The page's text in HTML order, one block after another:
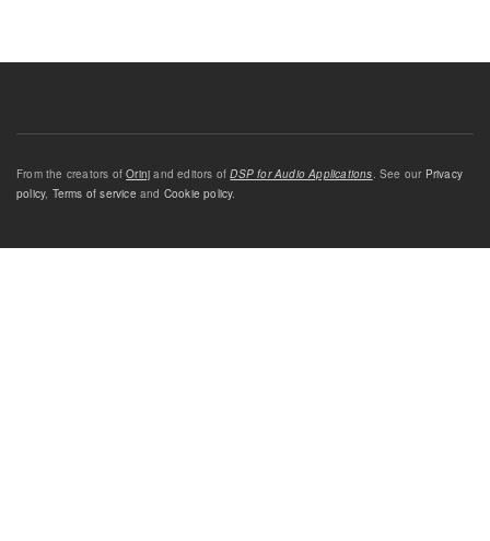
From the creators ofOrinj and editors ofDSP for Audio Applications. See our Privacy
policy, Terms of service and Cookie policy.